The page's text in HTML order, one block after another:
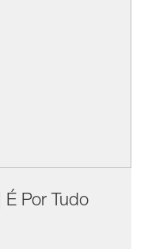
Por Tudo